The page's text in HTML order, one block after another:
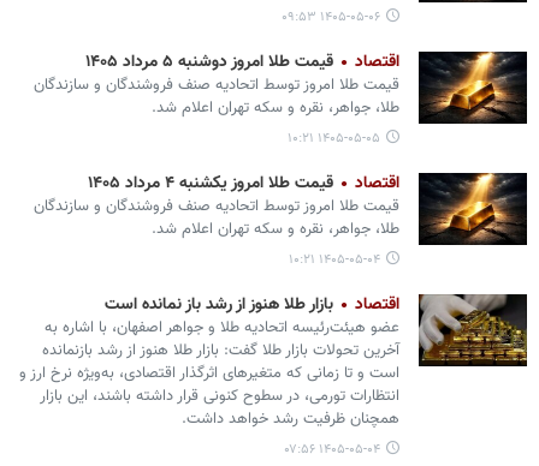
۱۴۰۵-۰۵-۰۶ ۰۹:۵۳
اقتصاد قیمت طلا امروز دوشنبه ۵ مرداد ۱۴۰۵
قیمت طلا امروز توسط اتحادیه صنف فروشندگان و سازندگان
طلا، جواهر، نقره و سکه تهران اعلام شد.
۱۴۰۵-۰۵-۰۵ ۱۰:۲۱
اقتصاد قیمت طلا امروز یکشنبه ۴ مرداد ۱۴۰۵
قیمت طلا امروز توسط اتحادیه صنف فروشندگان و سازندگان
طلا، جواهر، نقره و سکه تهران اعلام شد.
۱۴۰۵-۰۵-۰۴ ۱۰:۲۱
اقتصاد بازار طلا هنوز از رشد باز نمانده است
عضو هیئت‌رئیسه اتحادیه طلا و جواهر اصفهان، با اشاره به
آخرین تحولات بازار طلا گفت: بازار طلا هنوز از رشد بازنمانده
است و تا زمانی که متغیرهای اثرگذار اقتصادی، به‌ویژه نرخ ارز و
انتظارات تورمی، در سطوح کنونی قرار داشته باشند، این بازار
همچنان ظرفیت رشد خواهد داشت.
۱۴۰۵-۰۵-۰۴ ۰۷:۵۶